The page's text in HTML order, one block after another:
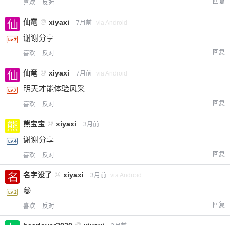
喜欢 反对
仙竜 @ xiyaxi 7月前 via Android
谢谢分享
喜欢 反对 回复
仙竜 @ xiyaxi 7月前 via Android
明天才能体验风采
喜欢 反对 回复
熊宝宝 @ xiyaxi 3月前
谢谢分享
喜欢 反对 回复
名字没了 @ xiyaxi 3月前 via Android
😁
喜欢 反对 回复